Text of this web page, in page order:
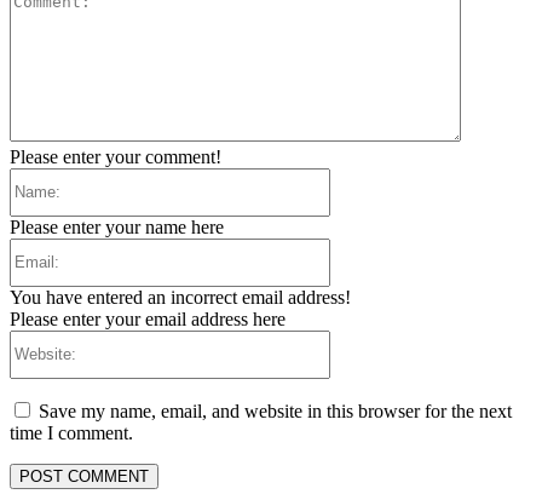
Please enter your comment!
Please enter your name here
You have entered an incorrect email address!
Please enter your email address here
Save my name, email, and website in this browser for the next
time I comment.